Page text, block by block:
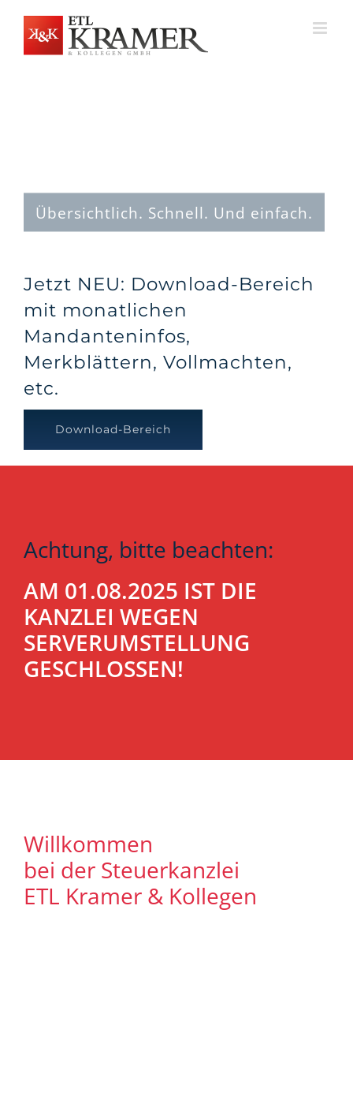
springen
Übersichtlich. Schnell. Und einfach.
Jetzt NEU: Download-Bereich
mit monatlichen
Mandanteninfos,
Merkblättern, Vollmachten,
etc.
Download-Bereich
Achtung, bitte beachten:
AM 01.08.2025 IST DIE
KANZLEI WEGEN
SERVERUMSTELLUNG
GESCHLOSSEN!
Willkommen
bei der Steuerkanzlei
ETL Kramer & Kollegen